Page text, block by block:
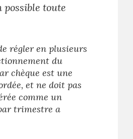
toute
régler en plusieurs
du
chèque est une
et ne doit pas
comme un
trimestre a